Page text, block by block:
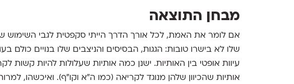
מבחן התוצאה
אם לומר את האמת, לכל אורך הדרך הייתי סקפטית לגבי השימוש
שלו לא בישרו טובות: הגגות, הבסיסים והניצבים שלו בנויים כולם
עיוות אופטי בין האותיות. ישנן כמה אותיות שעלולות להיות קשות
אותיות שהכיוון שלהן מנוגד לקריאה (כמו ה"א וקו"ף). ואיכשהו,